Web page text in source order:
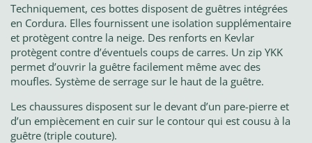
Techniquement, ces bottes disposent de guêtres intégrées
en Cordura. Elles fournissent une isolation supplémentaire
et protègent contre la neige. Des renforts en Kevlar
protègent contre d’éventuels coups de carres. Un zip YKK
permet d’ouvrir la guêtre facilement même avec des
moufles. Système de serrage sur le haut de la guêtre.
Les chaussures disposent sur le devant d’un pare-pierre et
d’un empiècement en cuir sur le contour qui est cousu à la
guêtre (triple couture).